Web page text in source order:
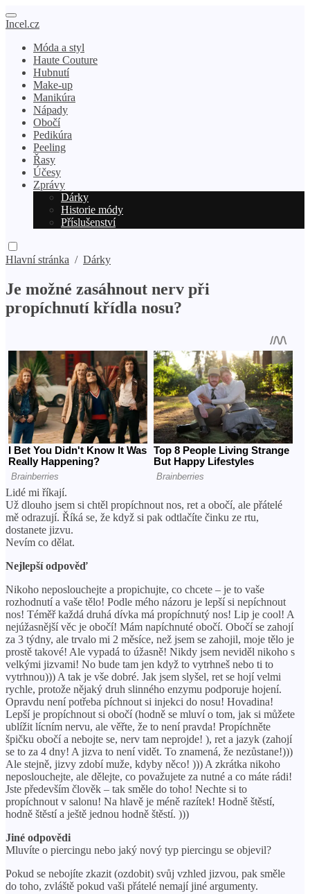
Incel.cz
Móda a styl
Haute Couture
Hubnutí
Make-up
Manikúra
Nápady
Obočí
Pedikúra
Peeling
Řasy
Účesy
Zprávy
Dárky
Historie módy
Příslušenství
Hlavní stránka / Dárky
Je možné zasáhnout nerv při
propíchnutí křídla nosu?
Lidé mi říkají.
Už dlouho jsem si chtěl propíchnout nos, ret a obočí, ale přátelé
mě odrazují. Říká se, že když si pak odtlačíte činku ze rtu,
dostanete jizvu.
Nevím co dělat.
Nejlepší odpověď
Nikoho neposlouchejte a propichujte, co chcete – je to vaše
rozhodnutí a vaše tělo! Podle mého názoru je lepší si nepíchnout
nos! Téměř každá druhá dívka má propíchnutý nos! Lip je cool! A
nejúžasnější věc je obočí! Mám napíchnuté obočí. Obočí se zahojí
za 3 týdny, ale trvalo mi 2 měsíce, než jsem se zahojil, moje tělo je
prostě takové! Ale vypadá to úžasně! Nikdy jsem neviděl nikoho s
velkými jizvami! No bude tam jen když to vytrhneš nebo ti to
vytrhnou))) A tak je vše dobré. Jak jsem slyšel, ret se hojí velmi
rychle, protože nějaký druh slinného enzymu podporuje hojení.
Opravdu není potřeba píchnout si injekci do nosu! Hovadina!
Lepší je propíchnout si obočí (hodně se mluví o tom, jak si můžete
ublížit lícním nervu, ale věřte, že to není pravda! Propíchněte
špičku obočí a nebojte se, nerv tam neprojde! ), ret a jazyk (zahojí
se to za 4 dny! A jizva to není vidět. To znamená, že nezůstane!)))
Ale stejně, jizvy zdobí muže, kdyby něco! ))) A zkrátka nikoho
neposlouchejte, ale dělejte, co považujete za nutné a co máte rádi!
Jste především člověk – tak směle do toho! Nechte si to
propíchnout v salonu! Na hlavě je méně razítek! Hodně štěstí,
hodně štěstí a ještě jednou hodně štěstí. )))
Jiné odpovědi
Mluvíte o piercingu nebo jaký nový typ piercingu se objevil?
Pokud se nebojíte zkazit (ozdobit) svůj vzhled jizvou, pak směle
do toho, zvláště pokud vaši přátelé nemají jiné argumenty.